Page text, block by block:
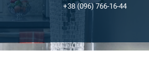
+38 (096) 766-16-44